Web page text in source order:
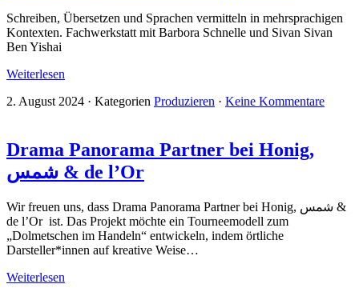
Schreiben, Übersetzen und Sprachen vermitteln in mehrsprachigen
Kontexten. Fachwerkstatt mit Barbora Schnelle und Sivan Sivan
Ben Yishai
Weiterlesen
2. August 2024 · Kategorien Produzieren · Keine Kommentare
Drama Panorama Partner bei Honig,
شمس & de l’Or
Wir freuen uns, dass Drama Panorama Partner bei Honig, شمس &
de l’Or ist. Das Projekt möchte ein Tourneemodell zum
„Dolmetschen im Handeln“ entwickeln, indem örtliche
Darsteller*innen auf kreative Weise…
Weiterlesen